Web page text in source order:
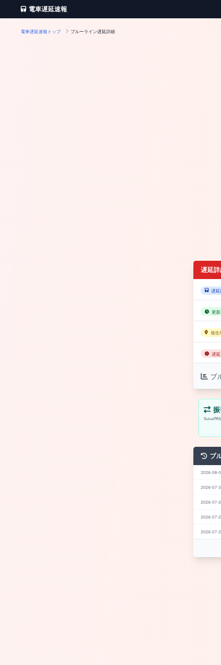
電車遅延速報
電車遅延速報トップ ブルーライン遅延詳細
遅延
遅延
更
発生
遅
ブ
Suica/
ブ
2026-08-
2026-07-
2026-07-
2026-07-
2026-07-